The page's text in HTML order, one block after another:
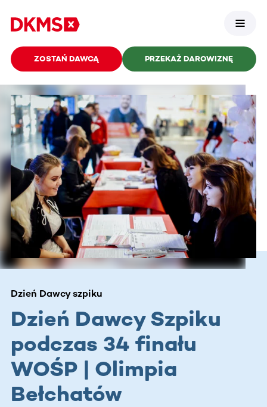
ZOSTAŃ DAWCĄ PRZEKAŻ DAROWIZNĘ
Dzień Dawcy szpiku
Dzień Dawcy Szpiku
podczas 34 finału
WOŚP | Olimpia
Bełchatów